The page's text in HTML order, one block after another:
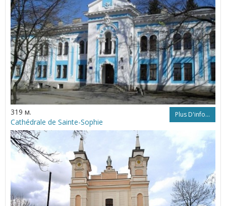
319 м. Plus D'info...
Cathédrale de Sainte-Sophie